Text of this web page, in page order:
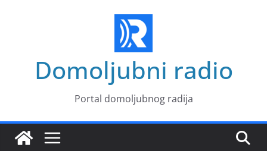
Domoljubni radio
Portal domoljubnog radija